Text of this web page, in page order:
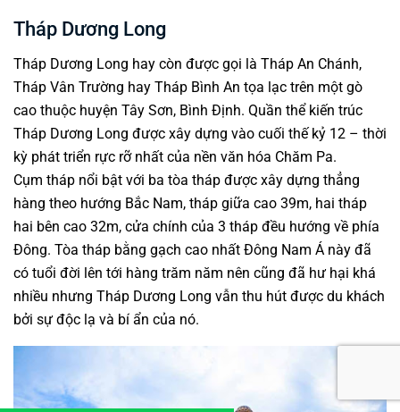
Tháp Dương Long
Tháp Dương Long hay còn được gọi là Tháp An Chánh,
Tháp Vân Trường hay Tháp Bình An tọa lạc trên một gò
cao thuộc huyện Tây Sơn, Bình Định. Quần thể kiến trúc
Tháp Dương Long được xây dựng vào cuối thế kỷ 12 – thời
kỳ phát triển rực rỡ nhất của nền văn hóa Chăm Pa.
Cụm tháp nổi bật với ba tòa tháp được xây dựng thẳng
hàng theo hướng Bắc Nam, tháp giữa cao 39m, hai tháp
hai bên cao 32m, cửa chính của 3 tháp đều hướng về phía
Đông. Tòa tháp bằng gạch cao nhất Đông Nam Á này đã
có tuổi đời lên tới hàng trăm năm nên cũng đã hư hại khá
nhiều nhưng Tháp Dương Long vẫn thu hút được du khách
bởi sự độc lạ và bí ẩn của nó.